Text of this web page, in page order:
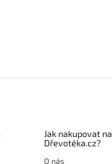
Jak nakupovat na
Dřevotéka.cz?
O nás